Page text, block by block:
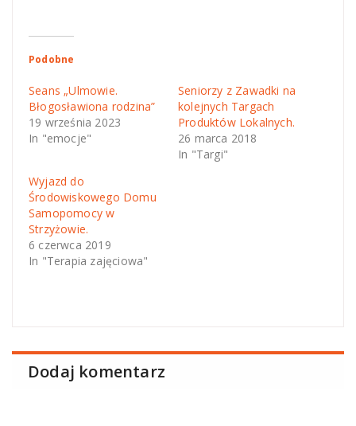
Podobne
Seans „Ulmowie.
Błogosławiona rodzina”
19 września 2023
In "emocje"
Seniorzy z Zawadki na
kolejnych Targach
Produktów Lokalnych.
26 marca 2018
In "Targi"
Wyjazd do
Środowiskowego Domu
Samopomocy w
Strzyżowie.
6 czerwca 2019
In "Terapia zajęciowa"
Dodaj komentarz